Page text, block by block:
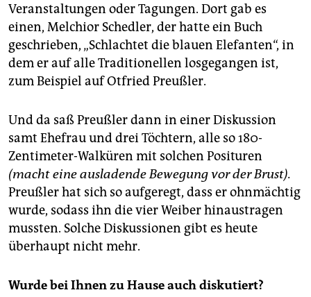
Veranstaltungen oder Tagungen. Dort gab es
einen, Melchior Schedler, der hatte ein Buch
geschrieben, „Schlachtet die blauen Elefanten“, in
dem er auf alle Traditionellen losgegangen ist,
zum Beispiel auf Otfried Preußler.
Und da saß Preußler dann in einer Diskussion
samt Ehefrau und drei Töchtern, alle so 180-
Zentimeter-Walküren mit solchen Posituren
(macht eine ausladende Bewegung vor der Brust).
Preußler hat sich so aufgeregt, dass er ohnmächtig
wurde, sodass ihn die vier Weiber hinaustragen
mussten. Solche Diskussionen gibt es heute
überhaupt nicht mehr.
Wurde bei Ihnen zu Hause auch diskutiert?